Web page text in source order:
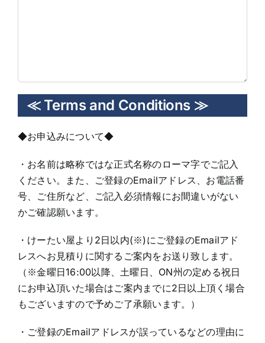
≪ Terms and Conditions ≫
◆お申込みについて◆
・お名前は略称ではな正式名称のローマ字でご記入
ください。また、ご登録のEmailアドレス、お電話番
号、ご住所など、ご記入必須情報にお間違いがない
かご確認願います。
・けーたい屋より2日以内(※)にご登録のEmailアド
レスへお見積りに関するご案内をお送り致します。
（※金曜日16:00以降、土曜日、ON州の定める祝日
にお申込頂いた場合はご案内までに2日以上頂く場合
もございますので予めご了承願います。）
・ご登録のEmailアドレスが誤っているなどの理由に